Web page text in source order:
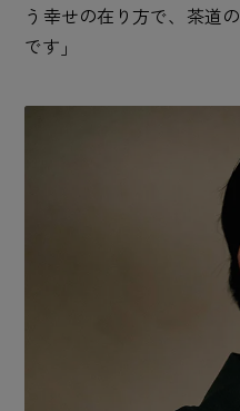
う幸せの在り方で、茶道
です」